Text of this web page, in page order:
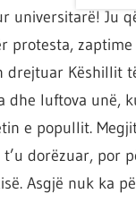
universitarë! Ju
Këshillit
dhe luftova unë,
e popullit.
dorëzuar, por
Asgjë nuk ka